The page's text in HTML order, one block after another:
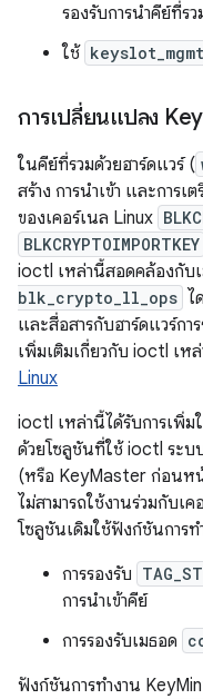
รองรับการนำคีย์ที่ร
ใช้
การเปลี่ยนแปลง Key
ในคีย์ที่รวมด้วยฮาร์ดแวร์ (
สร้าง การนำเข้า และการ
ของเคอร์เนล Linux
BLKCRYPTOIMPORTKEY
ioctl เหล่านี้สอดคล้องกับ
blk_crypto_ll_ops ไ
และสื่อสารกับฮาร์ดแวร์กา
เพิ่มเติมเกี่ยวกับ ioctl เห
Linux
ioctl เหล่านี้ได้รับการเพิ่
ด้วยโซลูชันที่ใช้ ioctl ระ
(หรือ KeyMaster ก่อนห
ไม่สามารถใช้งานร่วมกับ
โซลูชันเดิมใช้ฟังก์ชันการ
การรองรับ
การนำเข้าคีย์
การรองรับเมธอด
ฟังก์ชันการทำงาน